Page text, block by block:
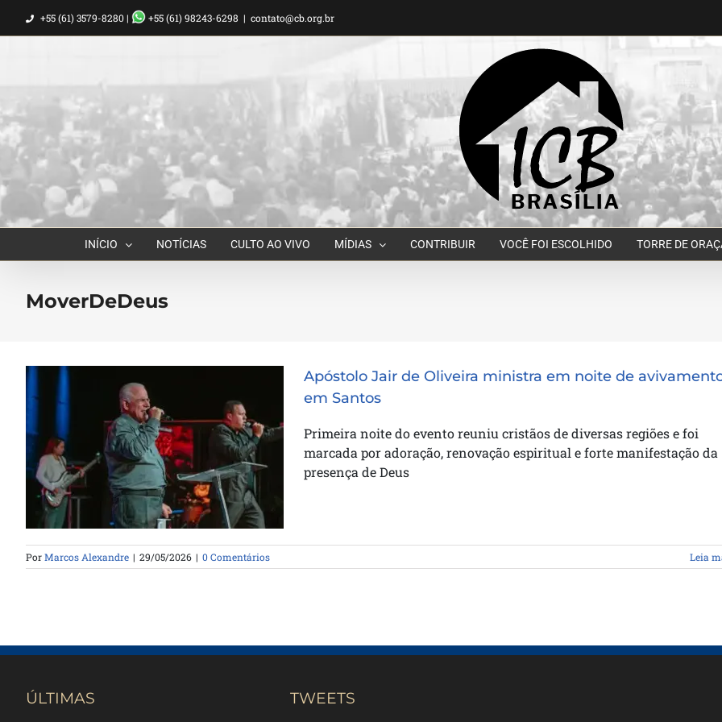
para
+55 (61) 3579-8280 | +55 (61) 98243-6298 | contato@cb.org.br
INÍCIO NOTÍCIAS CULTO AO VIVO MÍDIAS CONTRIBUIR VOCÊ FOI ESCOLHIDO TORRE DE
MoverDeDeus
Apóstolo Jair de Oliveira ministra
em noite de avivamento em
Santos
Apóstolo Jair de Oliveira ministra em noite de
em Santos
Primeira noite do evento reuniu cristãos de diversas regiões e foi
marcada por adoração, renovação espiritual e forte manifestação da
presença de Deus
PorMarcos Alexandre | 29/05/2026 | 0 Comentários Leia
ÚLTIMAS TWEETS